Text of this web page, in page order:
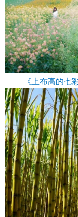
《上布高的